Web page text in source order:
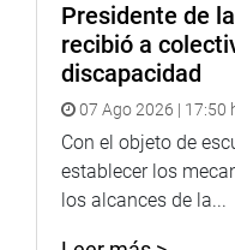
habían elaborado sin
escolares.
“La voz de los niños es
ignorada. No se puede
mismos no participan”,
Ante esas realidades, el
Presidente de
recibió a
discapacidad
07 Ago 2026 | 17:50
Con el objeto de
establecer los
los alcances de la...